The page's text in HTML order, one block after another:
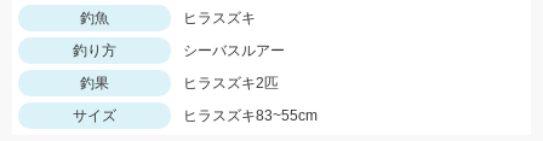
釣魚
ヒラスズキ
釣り方
シーバスルアー
釣果
ヒラスズキ2匹
サイズ
ヒラスズキ83~55cm